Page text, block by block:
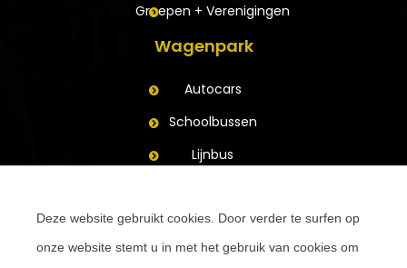
Groepen + Verenigingen
Wagenpark
Autocars
Schoolbussen
Lijnbus
Contact
Deze website gebruikt cookies. Door verder te surfen op
onze website stemt u in met het gebruik van cookies om